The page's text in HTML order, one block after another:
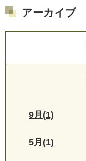
アーカイブ
9月(1)
5月(1)